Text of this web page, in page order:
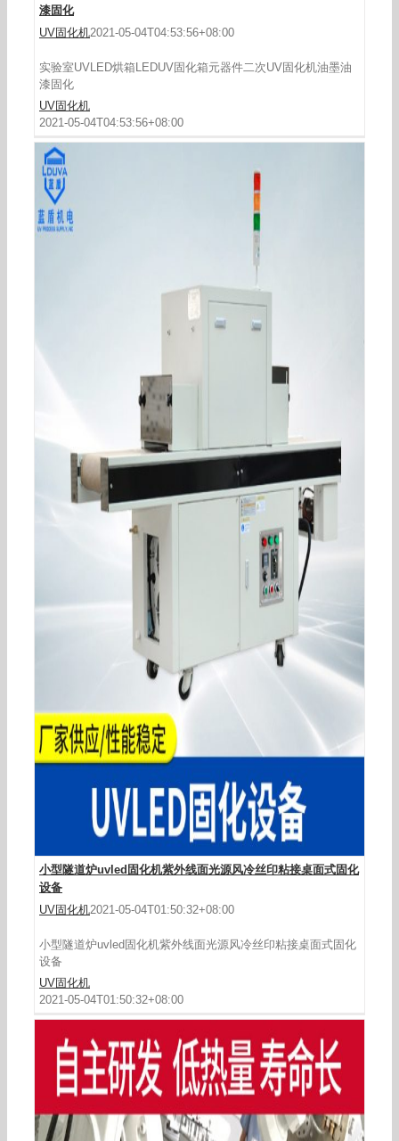
漆固化
UV固化机2021-05-04T04:53:56+08:00
实验室UVLED烘箱LEDUV固化箱元器件二次UV固化机油墨油
漆固化
UV固化机
2021-05-04T04:53:56+08:00
小型隧道炉uvled固化机紫外线面光源风冷丝印粘接桌面式固化
设备
UV固化机2021-05-04T01:50:32+08:00
小型隧道炉uvled固化机紫外线面光源风冷丝印粘接桌面式固化
设备
UV固化机
2021-05-04T01:50:32+08:00
uvLED紫外线固化光源模组设备
365/385/395405UV印刷固化灯批发